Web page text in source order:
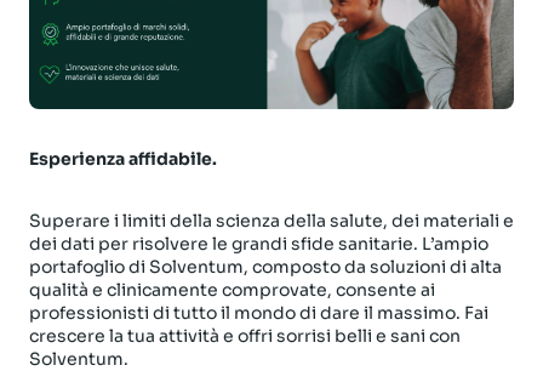
Esperienza affidabile.
Superare i limiti della scienza della salute, dei materiali e
dei dati per risolvere le grandi sfide sanitarie. L’ampio
portafoglio di Solventum, composto da soluzioni di alta
qualità e clinicamente comprovate, consente ai
professionisti di tutto il mondo di dare il massimo. Fai
crescere la tua attività e offri sorrisi belli e sani con
Solventum.